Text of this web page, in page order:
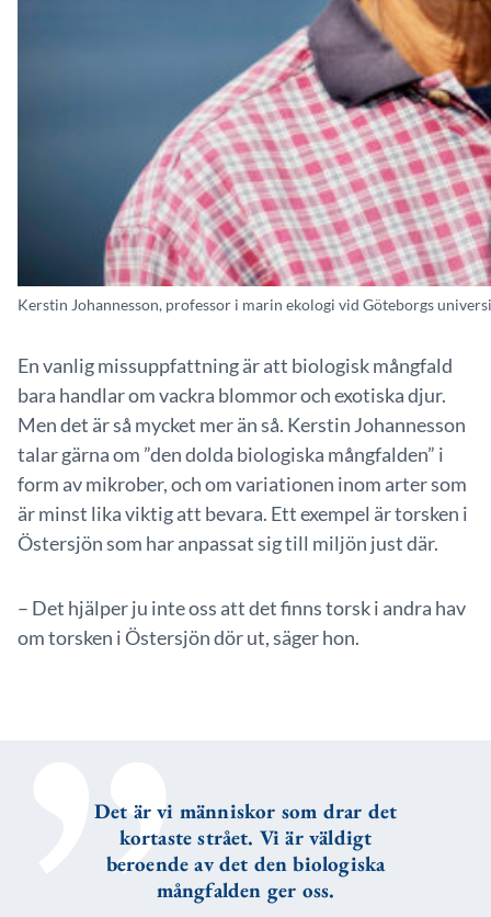
Kerstin Johannesson, professor i marin ekologi vid Göteborgs
En vanlig missuppfattning är att biologisk mångfald
bara handlar om vackra blommor och exotiska djur.
Men det är så mycket mer än så. Kerstin Johannesson
talar gärna om ”den dolda biologiska mångfalden” i
form av mikrober, och om variationen inom arter som
är minst lika viktig att bevara. Ett exempel är torsken i
Östersjön som har anpassat sig till miljön just där.
– Det hjälper ju inte oss att det finns torsk i andra hav
om torsken i Östersjön dör ut, säger hon.
Det är vi människor som drar det
kortaste strået. Vi är väldigt
beroende av det den biologiska
mångfalden ger oss.